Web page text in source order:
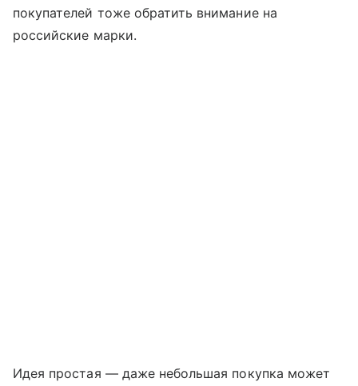
покупателей тоже обратить внимание на
российские марки.
Идея простая — даже небольшая покупка может